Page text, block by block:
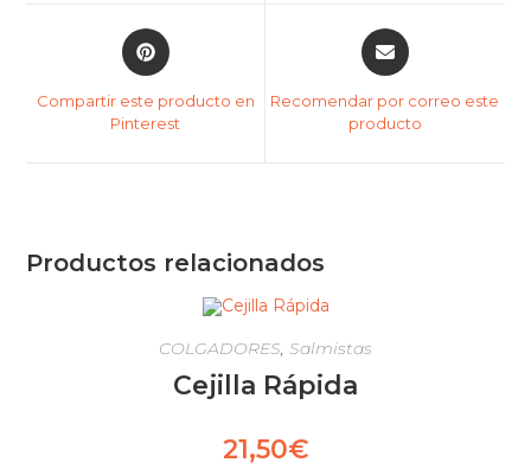
Compartir este producto en
Pinterest
Recomendar por correo este
producto
Productos relacionados
COLGADORES, Salmistas
Cejilla Rápida
21,50€